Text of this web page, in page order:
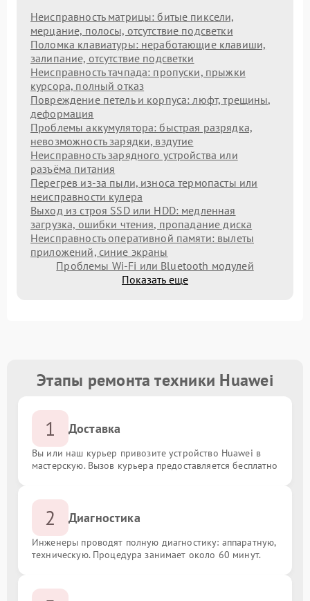
Неисправность матрицы: битые пиксели,
мерцание, полосы, отсутствие подсветки
Поломка клавиатуры: неработающие клавиши,
залипание, отсутствие подсветки
Неисправность тачпада: пропуски, прыжки
курсора, полный отказ
Повреждение петель и корпуса: люфт, трещины,
деформация
Проблемы аккумулятора: быстрая разрядка,
невозможность зарядки, вздутие
Неисправность зарядного устройства или
разъёма питания
Перегрев из‑за пыли, износа термопасты или
неисправности кулера
Выход из строя SSD или HDD: медленная
загрузка, ошибки чтения, пропадание диска
Неисправность оперативной памяти: вылеты
приложений, синие экраны
Проблемы Wi‑Fi или Bluetooth модулей
Показать еще
Этапы ремонта техники Huawei
1 Доставка
Вы или наш курьер привозите устройство Huawei в
мастерскую. Вызов курьера предоставляется бесплатно
2 Диагностика
Инженеры проводят полную диагностику: аппаратную,
техническую. Процедура занимает около 60 минут.